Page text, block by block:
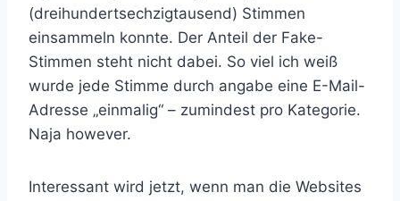
(dreihundertsechzigtausend) Stimmen
einsammeln konnte. Der Anteil der Fake-
Stimmen steht nicht dabei. So viel ich weiß
wurde jede Stimme durch angabe eine E-Mail-
Adresse „einmalig“ – zumindest pro Kategorie.
Naja however.
Interessant wird jetzt, wenn man die Websites